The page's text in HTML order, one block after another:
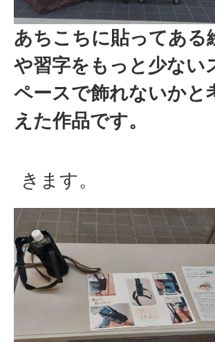
あちこちに貼ってある
や習字をもっと少ない
ペースで飾れないかと
えた作品です。
きます。